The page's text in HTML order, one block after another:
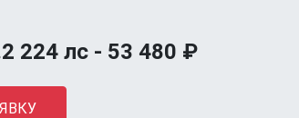
224 лс - 53 480 ₽